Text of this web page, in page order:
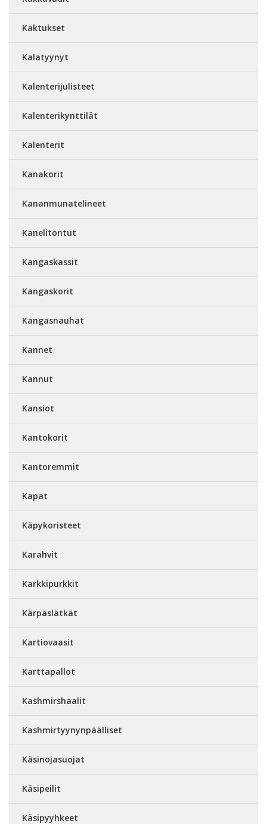
Kaktukset
Kalatyynyt
Kalenterijulisteet
Kalenterikynttilät
Kalenterit
Kanakorit
Kananmunatelineet
Kanelitontut
Kangaskassit
Kangaskorit
Kangasnauhat
Kannet
Kannut
Kansiot
Kantokorit
Kantoremmit
Kapat
Käpykoristeet
Karahvit
Karkkipurkkit
Kärpäslätkät
Kartiovaasit
Karttapallot
Kashmirshaalit
Kashmirtyynynpäälliset
Käsinojasuojat
Käsipeilit
Käsipyyhkeet